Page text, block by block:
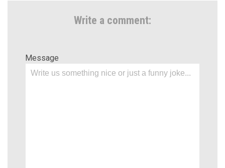
Write a comment:
Message